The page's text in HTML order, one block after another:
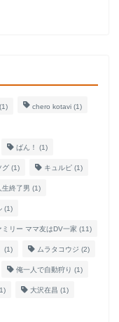
(1) chero kotavi (1)
ばん！ (1)
グ (1) キュルピ (1)
生終了男 (1)
(1)
ミリー ママ友はDV一家 (11)
(1) ムラタコウジ (2)
俺一人で自動狩り (1)
大沢在昌 (1)